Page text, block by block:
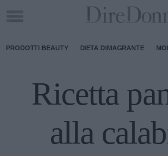
PRODOTTI BEAUTY DIETA DIMAGRANTE
Ricetta
alla